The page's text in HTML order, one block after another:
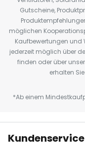
Gutscheine,
möglichen
Kaufbewertungen und
jederzeit möglich über
finden oder über unser
erhalten
*Ab einem
Kundenservice